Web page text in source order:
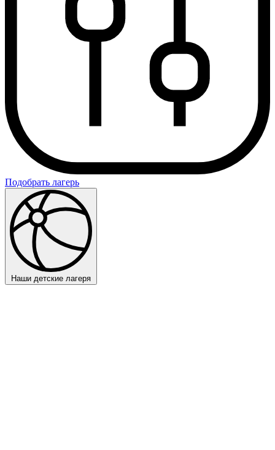
Подобрать лагерь
Наши детские лагеря